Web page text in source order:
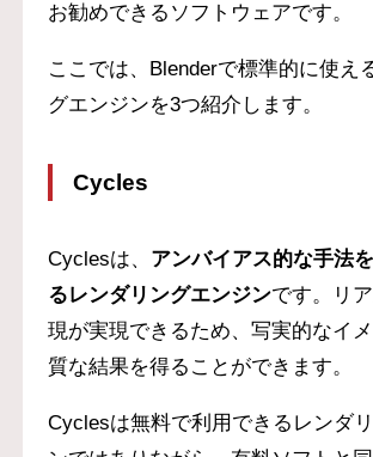
お勧めできるソフトウェアです。
ここでは、Blenderで標準的に使え
グエンジンを3つ紹介します。
Cycles
Cyclesは、 アンバイアス的な手法
るレンダリングエンジンです。リ
現が実現できるため、写実的なイ
質な結果を得ることができます。
Cyclesは無料で利用できるレンダ